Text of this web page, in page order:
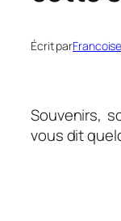
Écrit par
Souvenirs,
vous dit